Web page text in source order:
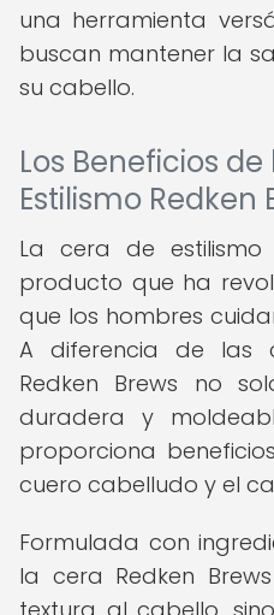
una herramienta
buscan mantener la
su cabello.
Los Beneficios
Estilismo Redken
La cera de estilismo
producto que ha
que los hombres
A diferencia de las
Redken Brews no
duradera y
proporciona
cuero cabelludo y el
Formulada con
la cera Redken